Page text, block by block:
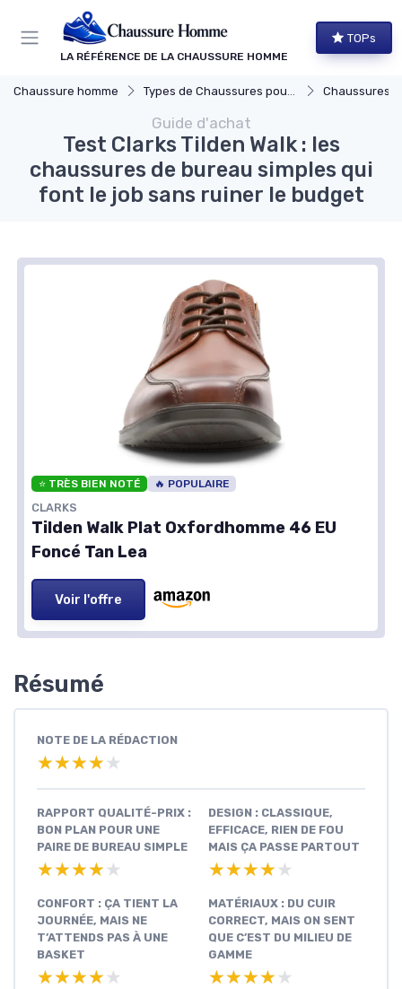
LA RÉFÉRENCE DE LA CHAUSSURE HOMME
TOPs
Chaussure homme Types de Chaussures pour Hommes Chaussures
Guide d'achat
Test Clarks Tilden Walk : les
chaussures de bureau simples qui
font le job sans ruiner le budget
⭐ TRÈS BIEN NOTÉ 🔥 POPULAIRE
CLARKS
Tilden Walk Plat Oxfordhomme 46 EU
Foncé Tan Lea
Voir l'offre
Résumé
NOTE DE LA RÉDACTION
★★★★★
★★★★★
RAPPORT QUALITÉ-PRIX :
BON PLAN POUR UNE
PAIRE DE BUREAU SIMPLE
★★★★★
★★★★★
DESIGN : CLASSIQUE,
EFFICACE, RIEN DE FOU
MAIS ÇA PASSE PARTOUT
★★★★★
★★★★★
CONFORT : ÇA TIENT LA
JOURNÉE, MAIS NE
T’ATTENDS PAS À UNE
BASKET
★★★★★
★★★★★
MATÉRIAUX : DU CUIR
CORRECT, MAIS ON SENT
QUE C’EST DU MILIEU DE
GAMME
★★★★★
★★★★★
Panneau de gestion des cookies